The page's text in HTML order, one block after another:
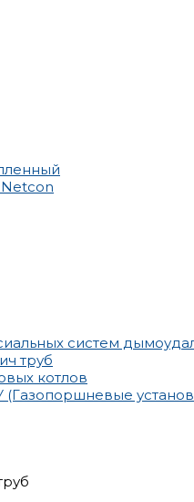
систем
труб
котлов